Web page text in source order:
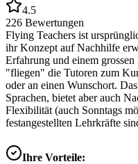
4.5
226 Bewertungen
Flying Teachers ist
ihr Konzept auf Nachhilfe
Erfahrung und einem
"fliegen" die Tutoren zum
oder an einen Wunschort.
Sprachen, bietet aber auch
Flexibilität (auch Sonntags
festangestellten Lehrkräfte
Ihre Vorteile: